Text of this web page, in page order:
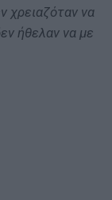
χρειαζόταν να
ήθελαν να με